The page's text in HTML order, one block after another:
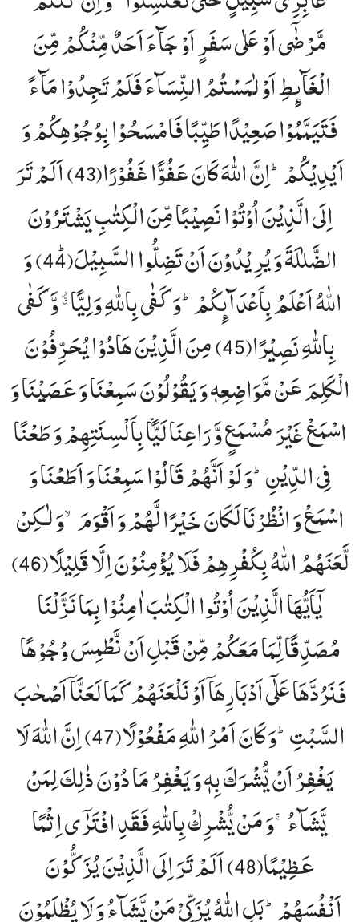
مَّرْضٰۤى اَوْ عَلٰى سَفَرٍ اَوْ جَآءَ اَحَدٌ مِّنْكُمْ مِّنَ
الْغَآىٕطِ اَوْ لٰمَسْتُمُ النِّسَآءَ فَلَمْ تَجِدُوْا مَآءً
فَتَیَمَّمُوْا صَعِیْدًا طَیِّبًا فَامْسَحُوْا بِوُجُوْهِكُمْ وَ
اَیْدِیْكُمْؕ-اِنَّ اللّٰهَ كَانَ عَفُوًّا غَفُوْرًا(43)
اَلَمْ تَرَ
اِلَى الَّذِیْنَ اُوْتُوْا نَصِیْبًا مِّنَ الْكِتٰبِ یَشْتَرُوْنَ
الضَّلٰلَةَ وَ یُرِیْدُوْنَ اَنْ تَضِلُّوا السَّبِیْلَﭤ(44)
وَ
اللّٰهُ اَعْلَمُ بِاَعْدَآىٕكُمْؕ-وَ كَفٰى بِاللّٰهِ وَلِیًّا ﱪ وَّ كَفٰى
بِاللّٰهِ نَصِیْرًا(45)
مِنَ الَّذِیْنَ هَادُوْا یُحَرِّفُوْنَ
الْكَلِمَ عَنْ مَّوَاضِعِهٖ وَ یَقُوْلُوْنَ سَمِعْنَا وَ عَصَیْنَا وَ
اسْمَعْ غَیْرَ مُسْمَعٍ وَّ رَاعِنَا لَیًّۢا بِاَلْسِنَتِهِمْ وَ طَعْنًا
فِی الدِّیْنِؕ-وَ لَوْ اَنَّهُمْ قَالُوْا سَمِعْنَا وَ اَطَعْنَا وَ
اسْمَعْ وَ انْظُرْنَا لَكَانَ خَیْرًا لَّهُمْ وَ اَقْوَمَۙ-وَ لٰـكِنْ
لَّعَنَهُمُ اللّٰهُ بِكُفْرِهِمْ فَلَا یُؤْمِنُوْنَ اِلَّا قَلِیْلًا(46)
یٰۤاَیُّهَا الَّذِیْنَ اُوْتُوا الْكِتٰبَ اٰمِنُوْا بِمَا نَزَّلْنَا
مُصَدِّقًا لِّمَا مَعَكُمْ مِّنْ قَبْلِ اَنْ نَّطْمِسَ وُجُوْهًا
فَنَرُدَّهَا عَلٰۤى اَدْبَارِهَاۤ اَوْ نَلْعَنَهُمْ كَمَا لَعَنَّاۤ اَصْحٰبَ
السَّبْتِؕ-وَ كَانَ اَمْرُ اللّٰهِ مَفْعُوْلًا(47)
اِنَّ اللّٰهَ لَا
یَغْفِرُ اَنْ یُّشْرَكَ بِهٖ وَ یَغْفِرُ مَا دُوْنَ ذٰلِكَ لِمَنْ
یَّشَآءُۚ-وَ مَنْ یُّشْرِكْ بِاللّٰهِ فَقَدِ افْتَرٰۤى اِثْمًا
عَظِیْمًا(48)
اَلَمْ تَرَ اِلَى الَّذِیْنَ یُزَكُّوْنَ
اَنْفُسَهُمْؕ-بَلِ اللّٰهُ یُزَكِّیْ مَنْ یَّشَآءُ وَ لَا یُظْلَمُوْنَ